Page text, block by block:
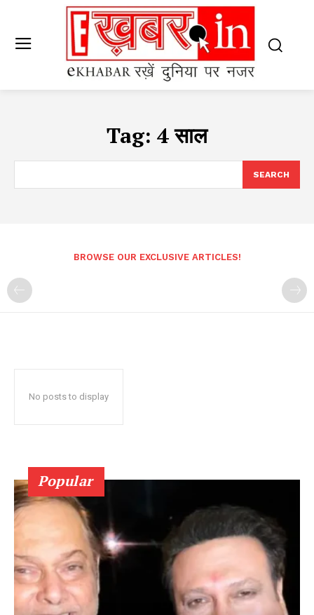
Tag: 4 साल
SEARCH
BROWSE OUR EXCLUSIVE ARTICLES!
No posts to display
Popular